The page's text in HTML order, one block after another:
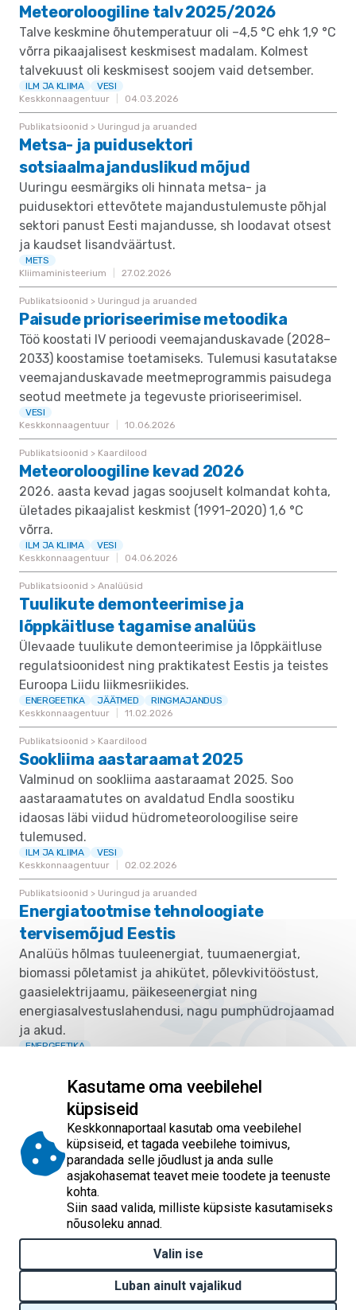
Meteoroloogiline talv 2025/2026
Talve keskmine õhutemperatuur oli –4,5 °C ehk 1,9 °C
võrra pikaajalisest keskmisest madalam. Kolmest
talvekuust oli keskmisest soojem vaid detsember.
ILM JA KLIIMA
VESI
Keskkonnaagentuur
04.03.2026
Publikatsioonid > Uuringud ja aruanded
Metsa- ja puidusektori
sotsiaalmajanduslikud mõjud
Uuringu eesmärgiks oli hinnata metsa- ja
puidusektori ettevõtete majandustulemuste põhjal
sektori panust Eesti majandusse, sh loodavat otsest
ja kaudset lisandväärtust.
METS
Kliimaministeerium
27.02.2026
Publikatsioonid > Uuringud ja aruanded
Paisude prioriseerimise metoodika
Töö koostati IV perioodi veemajanduskavade (2028–
2033) koostamise toetamiseks. Tulemusi kasutatakse
veemajanduskavade meetmeprogrammis paisudega
seotud meetmete ja tegevuste prioriseerimisel.
VESI
Keskkonnaagentuur
10.06.2026
Publikatsioonid > Kaardilood
Meteoroloogiline kevad 2026
2026. aasta kevad jagas soojuselt kolmandat kohta,
ületades pikaajalist keskmist (1991-2020) 1,6 °C
võrra.
ILM JA KLIIMA
VESI
Keskkonnaagentuur
04.06.2026
Publikatsioonid > Analüüsid
Tuulikute demonteerimise ja
lõppkäitluse tagamise analüüs
Ülevaade tuulikute demonteerimise ja lõppkäitluse
regulatsioonidest ning praktikatest Eestis ja teistes
Euroopa Liidu liikmesriikides.
ENERGEETIKA JÄÄTMED
RINGMAJANDUS
Keskkonnaagentuur
11.02.2026
Publikatsioonid > Kaardilood
Sookliima aastaraamat 2025
Valminud on sookliima aastaraamat 2025. Soo
aastaraamatutes on avaldatud Endla soostiku
idaosas läbi viidud hüdrometeoroloogilise seire
tulemused.
ILM JA KLIIMA
VESI
Keskkonnaagentuur
02.02.2026
Publikatsioonid > Uuringud ja aruanded
Energiatootmise tehnoloogiate
tervisemõjud Eestis
Analüüs hõlmas tuuleenergiat, tuumaenergiat,
biomassi põletamist ja ahikütet, põlevkivitööstust,
gaasielektrijaamu, päikeseenergiat ning
energiasalvestuslahendusi, nagu pumphüdrojaamad
ja akud.
ENERGEETIKA
Pagination
leht
Page Page
3
Page
4
Page
5
Page
6
Page
7
PagePage
9
4917 tulemust 10
© 2026 Keskkonnaportaal
Kontakt
Kasutame oma veebilehel
küpsiseid
Keskkonnaportaal kasutab oma veebilehel
küpsiseid, et tagada veebilehe toimivus,
parandada selle jõudlust ja anda sulle
asjakohasemat teavet meie toodete ja teenuste
kohta.
Siin saad valida, milliste küpsiste kasutamiseks
nõusoleku annad.
Valin ise
Luban ainult vajalikud